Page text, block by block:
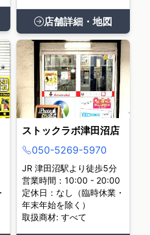
店舗詳細・地図
ストックラボ津田沼店
050-5269-5970
JR 津田沼駅より徒歩5分
営業時間：10:00 - 20:00
定休日：なし（臨時休業・
年末年始を除く）
取扱商材: すべて